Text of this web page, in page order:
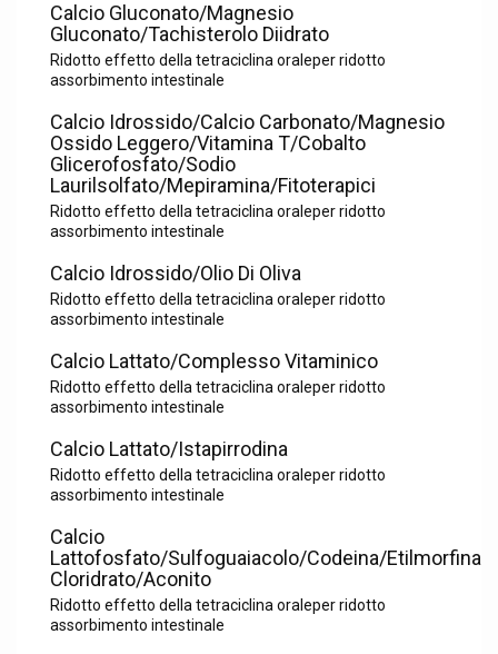
Calcio Gluconato/Magnesio
Gluconato/Tachisterolo Diidrato
Ridotto effetto della tetraciclina oraleper ridotto
assorbimento intestinale
Calcio Idrossido/Calcio Carbonato/Magnesio
Ossido Leggero/Vitamina T/Cobalto
Glicerofosfato/Sodio
Laurilsolfato/Mepiramina/Fitoterapici
Ridotto effetto della tetraciclina oraleper ridotto
assorbimento intestinale
Calcio Idrossido/Olio Di Oliva
Ridotto effetto della tetraciclina oraleper ridotto
assorbimento intestinale
Calcio Lattato/Complesso Vitaminico
Ridotto effetto della tetraciclina oraleper ridotto
assorbimento intestinale
Calcio Lattato/Istapirrodina
Ridotto effetto della tetraciclina oraleper ridotto
assorbimento intestinale
Calcio
Lattofosfato/Sulfoguaiacolo/Codeina/Etilmorfina
Cloridrato/Aconito
Ridotto effetto della tetraciclina oraleper ridotto
assorbimento intestinale